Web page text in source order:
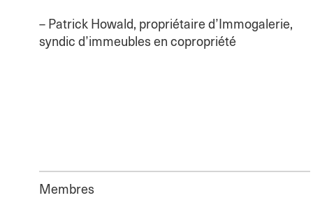
– Patrick Howald, propriétaire d’Immogalerie,
syndic d’immeubles en copropriété
Membres